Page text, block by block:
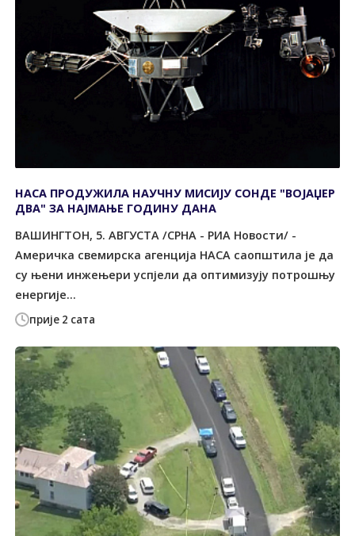
прије 2 сата
НАСА ПРОДУЖИЛА НАУЧНУ МИСИЈУ СОНДЕ "ВОЈАЏЕР
ДВА" ЗА НАЈМАЊЕ ГОДИНУ ДАНА
ВАШИНГТОН, 5. АВГУСТА /СРНА - РИА Новости/ -
Америчка свемирска агенција НАСА саопштила је да
су њени инжењери успјели да оптимизују потрошњу
енергије...